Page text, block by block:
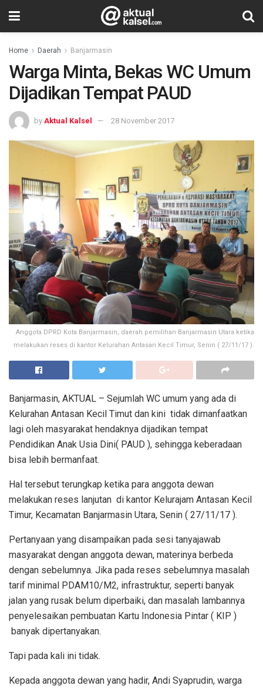
Home Daerah Banjarmasin
Warga Minta, Bekas WC Umum
Dijadikan Tempat PAUD
by Aktual Kalsel 28 November 2017
Anggota DPRD Kota Banjarmasin, daerah pemilihan Banjarmasin Utara ketika
melakukan reses di kantor Kelurahan Antasan Kecil Timur, Senin ( 27/11/17 ).
Banjarmasin, AKTUAL – Sejumlah WC umum yang ada di
Kelurahan Antasan Kecil Timut dan kini tidak dimanfaatkan
lagi oleh masyarakat hendaknya dijadikan tempat
Pendidikan Anak Usia Dini( PAUD ), sehingga keberadaan
bisa lebih bermanfaat.
Hal tersebut terungkap ketika para anggota dewan
melakukan reses lanjutan di kantor Kelurajam Antasan Kecil
Timur, Kecamatan Banjarmasin Utara, Senin ( 27/11/17 ).
Pertanyaan yang disampaikan pada sesi tanyajawab
masyarakat dengan anggota dewan, materinya berbeda
dengan sebelumnya. Jika pada reses sebelumnya masalah
tarif minimal PDAM10/M2, infrastruktur, seperti banyak
jalan yang rusak belum diperbaiki, dan masalah lambannya
penyelesaikan pembuatan Kartu Indonesia Pintar ( KIP )
banyak dipertanyakan.
Tapi pada kali ini tidak.
Kepada anggota dewan yang hadir, Andi Syaprudin, warga